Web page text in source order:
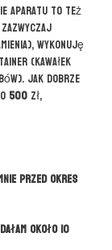
aparatu to też
wykonuję
(kawałek
Jak dobrze
500 zł,
przed okres
około 10